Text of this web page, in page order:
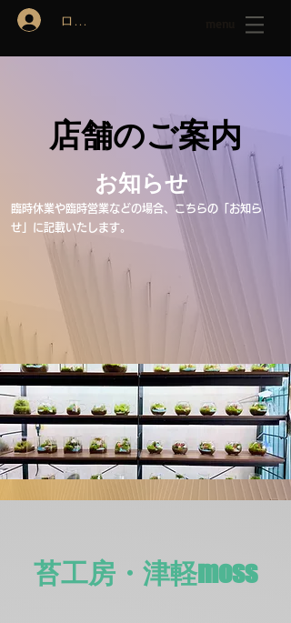
ログイン
店舗のご案内
お知らせ
​臨時休業や臨時営業などの場合、こちらの「お知ら
せ」に記載いたします。
​苔工房・津軽moss